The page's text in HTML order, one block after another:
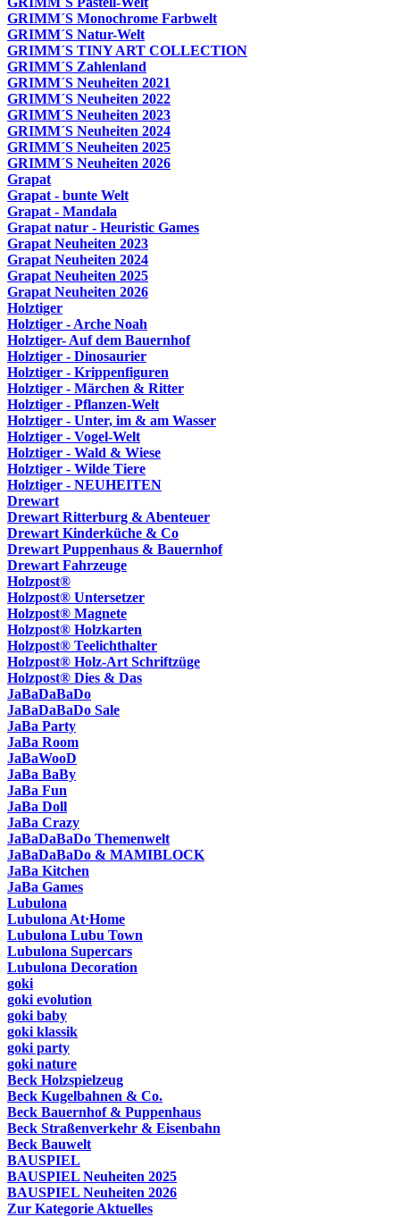
GRIMM´S Monochrome Farbwelt
GRIMM´S Natur-Welt
GRIMM´S TINY ART COLLECTION
GRIMM´S Zahlenland
GRIMM´S Neuheiten 2021
GRIMM´S Neuheiten 2022
GRIMM´S Neuheiten 2023
GRIMM´S Neuheiten 2024
GRIMM´S Neuheiten 2025
GRIMM´S Neuheiten 2026
Grapat
Grapat - bunte Welt
Grapat - Mandala
Grapat natur - Heuristic Games
Grapat Neuheiten 2023
Grapat Neuheiten 2024
Grapat Neuheiten 2025
Grapat Neuheiten 2026
Holztiger
Holztiger - Arche Noah
Holztiger- Auf dem Bauernhof
Holztiger - Dinosaurier
Holztiger - Krippenfiguren
Holztiger - Märchen & Ritter
Holztiger - Pflanzen-Welt
Holztiger - Unter, im & am Wasser
Holztiger - Vogel-Welt
Holztiger - Wald & Wiese
Holztiger - Wilde Tiere
Holztiger - NEUHEITEN
Drewart
Drewart Ritterburg & Abenteuer
Drewart Kinderküche & Co
Drewart Puppenhaus & Bauernhof
Drewart Fahrzeuge
Holzpost®
Holzpost® Untersetzer
Holzpost® Magnete
Holzpost® Holzkarten
Holzpost® Teelichthalter
Holzpost® Holz-Art Schriftzüge
Holzpost® Dies & Das
JaBaDaBaDo
JaBaDaBaDo Sale
JaBa Party
JaBa Room
JaBaWooD
JaBa BaBy
JaBa Fun
JaBa Doll
JaBa Crazy
JaBaDaBaDo Themenwelt
JaBaDaBaDo & MAMIBLOCK
JaBa Kitchen
JaBa Games
Lubulona
Lubulona At·Home
Lubulona Lubu Town
Lubulona Supercars
Lubulona Decoration
goki
goki evolution
goki baby
goki klassik
goki party
goki nature
Beck Holzspielzeug
Beck Kugelbahnen & Co.
Beck Bauernhof & Puppenhaus
Beck Straßenverkehr & Eisenbahn
Beck Bauwelt
BAUSPIEL
BAUSPIEL Neuheiten 2025
BAUSPIEL Neuheiten 2026
Zur Kategorie Aktuelles